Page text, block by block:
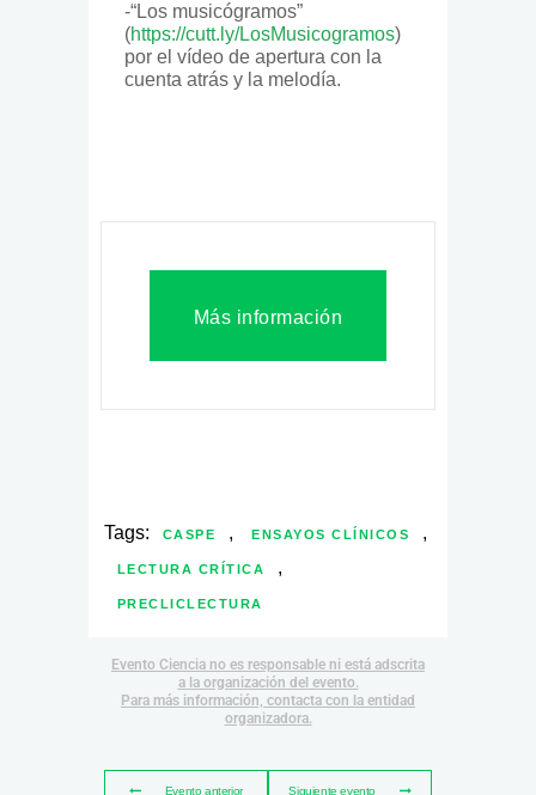
-“Los musicógramos”
(https://cutt.ly/LosMusicogramos​)
por el vídeo de apertura con la
cuenta atrás y la melodía.
Más información
Tags: CASPE , ENSAYOS CLÍNICOS ,
LECTURA CRÍTICA ,
PRECLICLECTURA
Evento Ciencia no es responsable ni está adscrita
a la organización del evento.
Para más información, contacta con la entidad
organizadora.
Evento anterior Siguiente evento